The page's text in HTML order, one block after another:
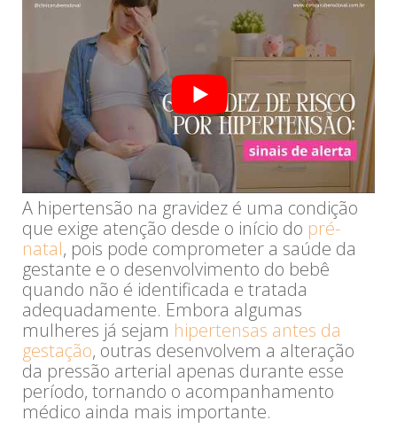
A hipertensão na gravidez é uma condição
que exige atenção desde o início do pré-
natal, pois pode comprometer a saúde da
gestante e o desenvolvimento do bebê
quando não é identificada e tratada
adequadamente. Embora algumas
mulheres já sejam hipertensas antes da
gestação, outras desenvolvem a alteração
da pressão arterial apenas durante esse
período, tornando o acompanhamento
médico ainda mais importante.